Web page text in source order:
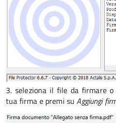
3. seleziona il file da firmare
tua firma e premi suAggiungi